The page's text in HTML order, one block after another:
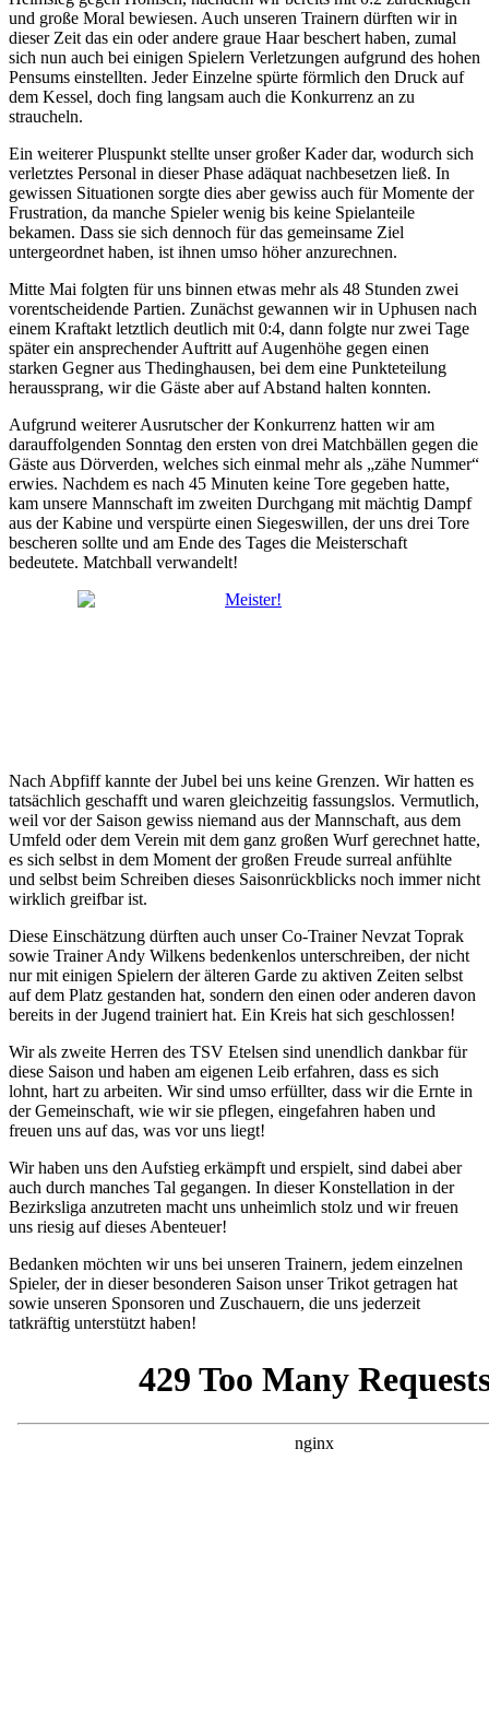
und große Moral bewiesen. Auch unseren Trainern dürften wir in
dieser Zeit das ein oder andere graue Haar beschert haben, zumal
sich nun auch bei einigen Spielern Verletzungen aufgrund des hohen
Pensums einstellten. Jeder Einzelne spürte förmlich den Druck auf
dem Kessel, doch fing langsam auch die Konkurrenz an zu
straucheln.
Ein weiterer Pluspunkt stellte unser großer Kader dar, wodurch sich
verletztes Personal in dieser Phase adäquat nachbesetzen ließ. In
gewissen Situationen sorgte dies aber gewiss auch für Momente der
Frustration, da manche Spieler wenig bis keine Spielanteile
bekamen. Dass sie sich dennoch für das gemeinsame Ziel
untergeordnet haben, ist ihnen umso höher anzurechnen.
Mitte Mai folgten für uns binnen etwas mehr als 48 Stunden zwei
vorentscheidende Partien. Zunächst gewannen wir in Uphusen nach
einem Kraftakt letztlich deutlich mit 0:4, dann folgte nur zwei Tage
später ein ansprechender Auftritt auf Augenhöhe gegen einen
starken Gegner aus Thedinghausen, bei dem eine Punkteteilung
heraussprang, wir die Gäste aber auf Abstand halten konnten.
Aufgrund weiterer Ausrutscher der Konkurrenz hatten wir am
darauffolgenden Sonntag den ersten von drei Matchbällen gegen die
Gäste aus Dörverden, welches sich einmal mehr als „zähe Nummer“
erwies. Nachdem es nach 45 Minuten keine Tore gegeben hatte,
kam unsere Mannschaft im zweiten Durchgang mit mächtig Dampf
aus der Kabine und verspürte einen Siegeswillen, der uns drei Tore
bescheren sollte und am Ende des Tages die Meisterschaft
bedeutete. Matchball verwandelt!
Nach Abpfiff kannte der Jubel bei uns keine Grenzen. Wir hatten es
tatsächlich geschafft und waren gleichzeitig fassungslos. Vermutlich,
weil vor der Saison gewiss niemand aus der Mannschaft, aus dem
Umfeld oder dem Verein mit dem ganz großen Wurf gerechnet hatte,
es sich selbst in dem Moment der großen Freude surreal anfühlte
und selbst beim Schreiben dieses Saisonrückblicks noch immer nicht
wirklich greifbar ist.
Diese Einschätzung dürften auch unser Co-Trainer Nevzat Toprak
sowie Trainer Andy Wilkens bedenkenlos unterschreiben, der nicht
nur mit einigen Spielern der älteren Garde zu aktiven Zeiten selbst
auf dem Platz gestanden hat, sondern den einen oder anderen davon
bereits in der Jugend trainiert hat. Ein Kreis hat sich geschlossen!
Wir als zweite Herren des TSV Etelsen sind unendlich dankbar für
diese Saison und haben am eigenen Leib erfahren, dass es sich
lohnt, hart zu arbeiten. Wir sind umso erfüllter, dass wir die Ernte in
der Gemeinschaft, wie wir sie pflegen, eingefahren haben und
freuen uns auf das, was vor uns liegt!
Wir haben uns den Aufstieg erkämpft und erspielt, sind dabei aber
auch durch manches Tal gegangen. In dieser Konstellation in der
Bezirksliga anzutreten macht uns unheimlich stolz und wir freuen
uns riesig auf dieses Abenteuer!
Bedanken möchten wir uns bei unseren Trainern, jedem einzelnen
Spieler, der in dieser besonderen Saison unser Trikot getragen hat
sowie unseren Sponsoren und Zuschauern, die uns jederzeit
tatkräftig unterstützt haben!